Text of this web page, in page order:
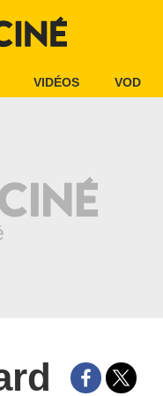
VIDÉOS VOD